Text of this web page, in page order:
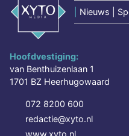
Nieuws |
Hoofdvestiging:
van Benthuizenlaan 1
1701 BZ Heerhugowaard
072 8200 600
redactie@xyto.nl